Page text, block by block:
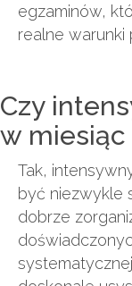
egzaminów,
realne warunki
Czy
w miesiąc
Tak,
być niezwykle
dobrze